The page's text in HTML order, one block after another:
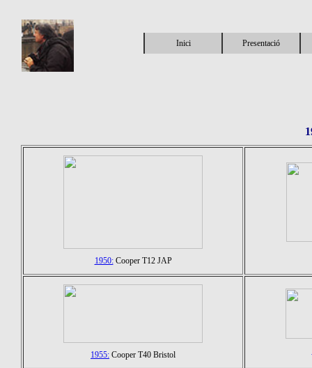
Inici Presentació
1950:Cooper T12 JAP
1955: Cooper T40 Bristol